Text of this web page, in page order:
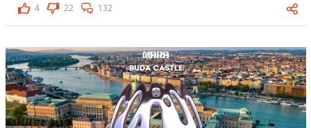
4
22 132